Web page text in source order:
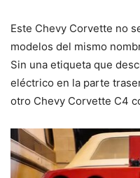
Este Chevy Corvette no
modelos del mismo
Sin una etiqueta que
eléctrico en la parte
otro Chevy Corvette C4